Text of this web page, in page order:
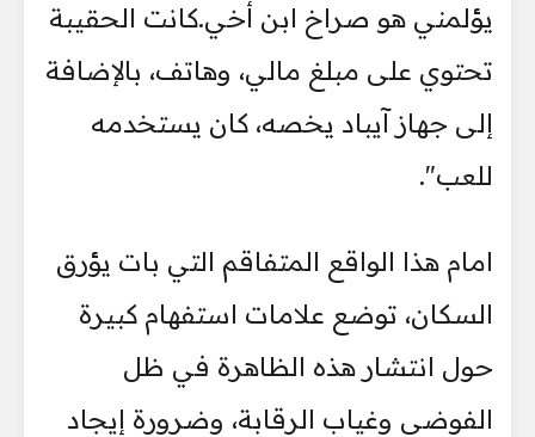
يؤلمني هو صراخ ابن أخي.كانت الحقيبة
تحتوي على مبلغ مالي، وهاتف، بالإضافة
إلى جهاز آيباد يخصه، كان يستخدمه
للعب".
امام هذا الواقع المتفاقم التي بات يؤرق
السكان، توضع علامات استفهام كبيرة
حول انتشار هذه الظاهرة في ظل
الفوضى وغياب الرقابة، وضرورة إيجاد